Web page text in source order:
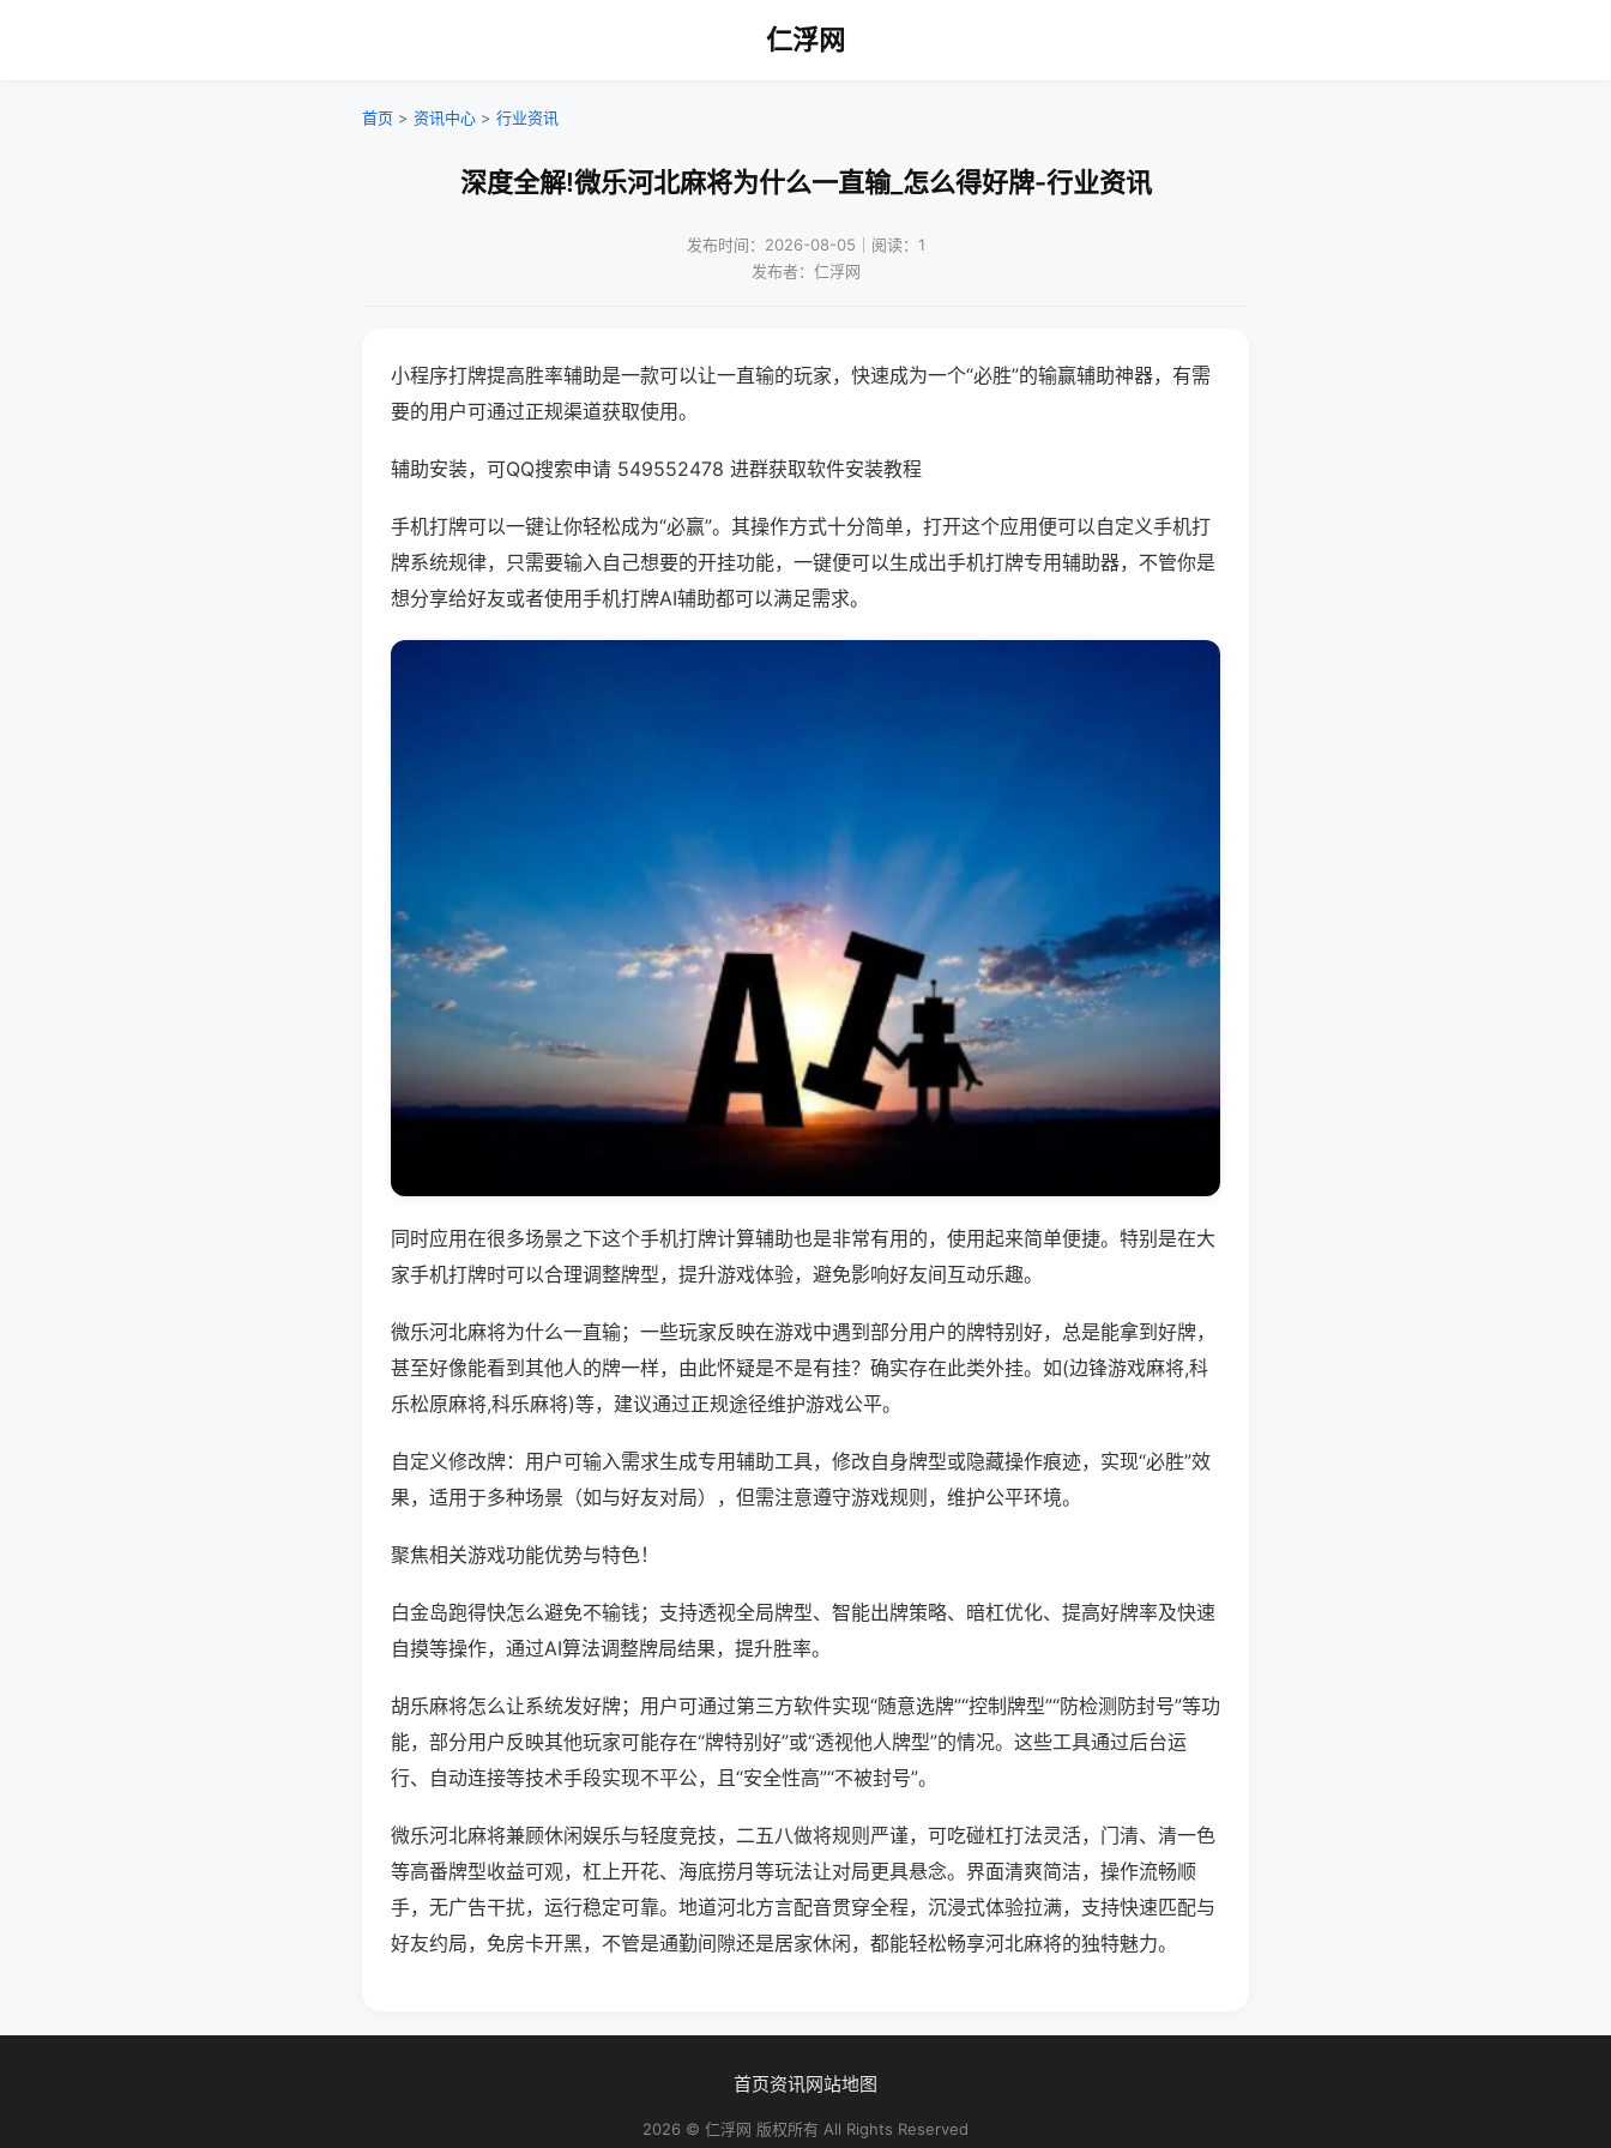
仁浮网
首页 > 资讯中心 > 行业资讯
深度全解!微乐河北麻将为什么一直输_怎么得好牌-行业资讯
发布时间：2026-08-05｜阅读：1
发布者：仁浮网
小程序打牌提高胜率辅助是一款可以让一直输的玩家，快速成为一个“必胜”的输赢辅助神器，有需
要的用户可通过正规渠道获取使用。
辅助安装，可QQ搜索申请 549552478 进群获取软件安装教程
手机打牌可以一键让你轻松成为“必赢”。其操作方式十分简单，打开这个应用便可以自定义手机打
牌系统规律，只需要输入自己想要的开挂功能，一键便可以生成出手机打牌专用辅助器，不管你是
想分享给好友或者使用手机打牌AI辅助都可以满足需求。
同时应用在很多场景之下这个手机打牌计算辅助也是非常有用的，使用起来简单便捷。特别是在大
家手机打牌时可以合理调整牌型，提升游戏体验，避免影响好友间互动乐趣。
微乐河北麻将为什么一直输；一些玩家反映在游戏中遇到部分用户的牌特别好，总是能拿到好牌，
甚至好像能看到其他人的牌一样，由此怀疑是不是有挂？确实存在此类外挂。如(边锋游戏麻将,科
乐松原麻将,科乐麻将)等，建议通过正规途径维护游戏公平。
自定义修改牌：用户可输入需求生成专用辅助工具，修改自身牌型或隐藏操作痕迹，实现“必胜”效
果，适用于多种场景（如与好友对局），但需注意遵守游戏规则，维护公平环境。
聚焦相关游戏功能优势与特色！
白金岛跑得快怎么避免不输钱；支持透视全局牌型、智能出牌策略、暗杠优化、提高好牌率及快速
自摸等操作，通过AI算法调整牌局结果，提升胜率。
胡乐麻将怎么让系统发好牌；用户可通过第三方软件实现“随意选牌”“控制牌型”“防检测防封号”等功
能，部分用户反映其他玩家可能存在“牌特别好”或“透视他人牌型”的情况。这些工具通过后台运
行、自动连接等技术手段实现不平公，且“安全性高”“不被封号”。
微乐河北麻将兼顾休闲娱乐与轻度竞技，二五八做将规则严谨，可吃碰杠打法灵活，门清、清一色
等高番牌型收益可观，杠上开花、海底捞月等玩法让对局更具悬念。界面清爽简洁，操作流畅顺
手，无广告干扰，运行稳定可靠。地道河北方言配音贯穿全程，沉浸式体验拉满，支持快速匹配与
好友约局，免房卡开黑，不管是通勤间隙还是居家休闲，都能轻松畅享河北麻将的独特魅力。
首页资讯网站地图
2026 © 仁浮网 版权所有 All Rights Reserved